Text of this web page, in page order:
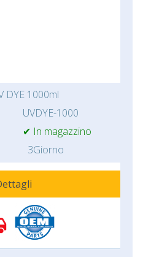
DYE 1000ml
UVDYE-1000
✔ In magazzino
3Giorno